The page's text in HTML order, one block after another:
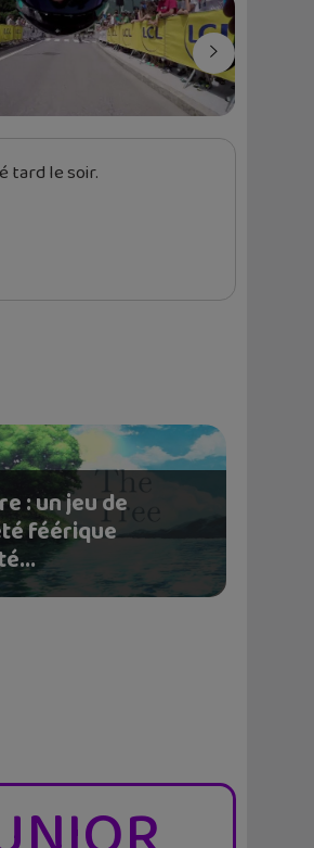
tard le soir.
: un jeu de
féérique